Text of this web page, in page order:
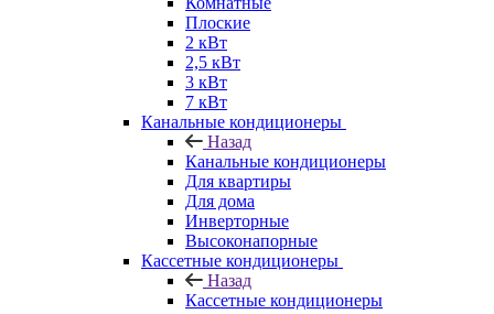
Плоские
2 кВт
2,5 кВт
3 кВт
7 кВт
Канальные кондиционеры
Назад
Канальные кондиционеры
Для квартиры
Для дома
Инверторные
Высоконапорные
Кассетные кондиционеры
Назад
Кассетные кондиционеры